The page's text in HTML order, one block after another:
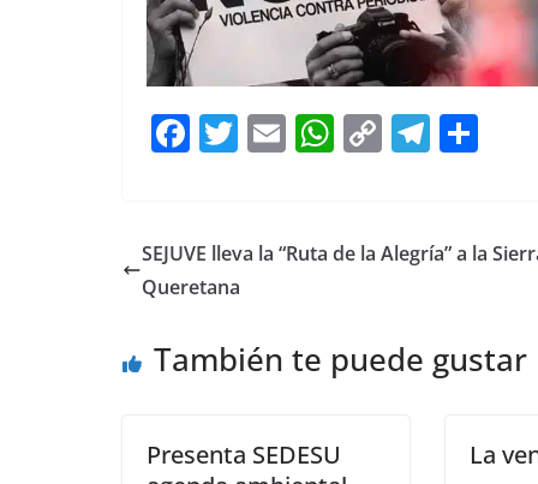
F
e
b
o
T
er
E
l
W
s
p
C
y
k
T
gr e
SEJUVE lleva la “Ruta de la Alegría” a la
Queretana
También te puede gustar
Presenta SEDESU
La